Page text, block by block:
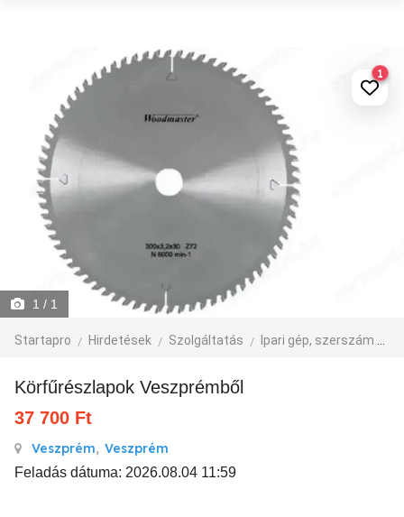
1 / 1
Startapro Hirdetések Szolgáltatás Ipari gép, szerszám
1
Körfűrészlapok Veszprémből
37 700 Ft
Veszprém, Veszprém
Feladás dátuma: 2026.08.04 11:59